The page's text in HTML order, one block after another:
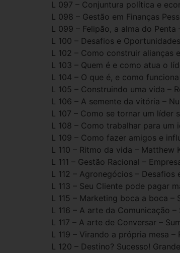
L 097 – Conjuntura política e
L 098 – Gestão em Finanças
L 099 – Felipão, a alma do Penta
L 100 – Desafios e
L 102 – Como construir alianças
L 103 – Quem é e como atua o
L 104 – O que é, e como
L 105 – Construindo uma vida –
L 106 – A semente da vitória –
L 107 – Como se tornar um líder
L 108 – Como trabalhar para um
L 109 – Como fazer amigos e
L 110 – Ritmo da vida – Matthew
L 111 – Gestão Racional –
L 112 – Agronegócios –
L 113 – Seu Cliente pode pagar
L 115 – Marketing boca a boca –
L 116 – A arte da Comunicação –
L 117 – A arte de Conversar –
L 119 – Virando a própria mesa –
L 120 – Destino? Sucesso!